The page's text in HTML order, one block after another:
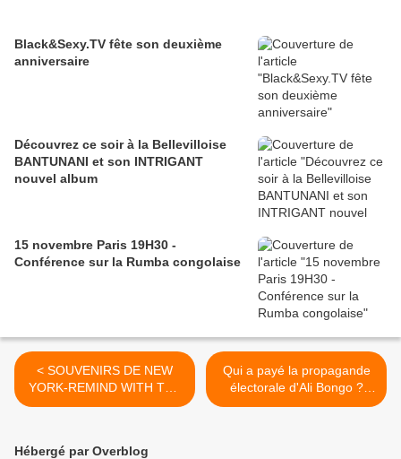
Black&Sexy.TV fête son deuxième
anniversaire
Découvrez ce soir à la Bellevilloise
BANTUNANI et son INTRIGANT
nouvel album
15 novembre Paris 19H30 -
Conférence sur la Rumba congolaise
< SOUVENIRS DE NEW
YORK-REMIND WITH THE
OFFICIAL VIDEO OF Jay-Z
Qui a payé la propagande
électorale d'Ali Bongo ?
L'État gabonais ? >
Hébergé par Overblog